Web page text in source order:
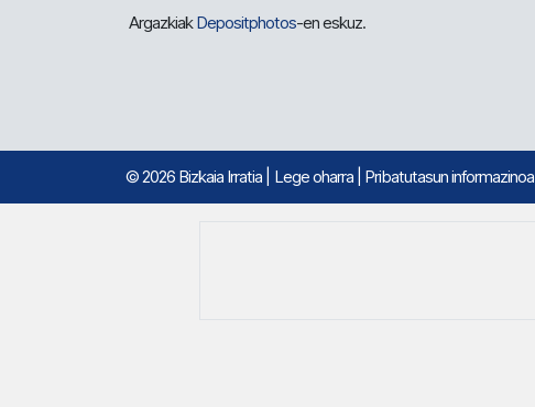
ArgazkiakDepositphotos-en eskuz.
© 2026 Bizkaia Irratia Lege oharra Pribatutasun informazinoa